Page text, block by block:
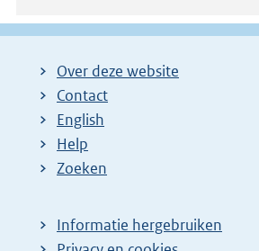
Over deze website
Contact
English
Help
Zoeken
Informatie hergebruiken